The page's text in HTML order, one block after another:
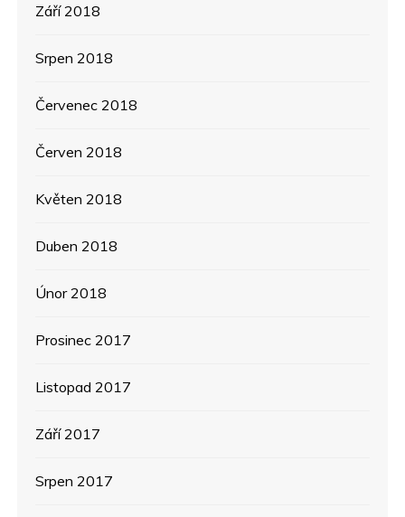
Září 2018
Srpen 2018
Červenec 2018
Červen 2018
Květen 2018
Duben 2018
Únor 2018
Prosinec 2017
Listopad 2017
Září 2017
Srpen 2017